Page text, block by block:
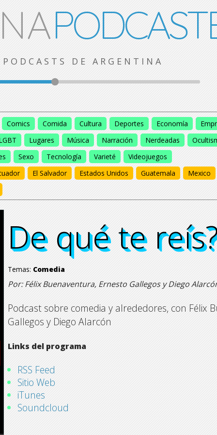
DE ARGENTINA
Comics Comida Cultura Deportes Economía
Lugares Música Narración Nerdeadas
Sexo Tecnología Varieté
Videojuegos
El Salvador Estados Unidos Guatemala Mexico
De qué te
De qué te
De qué te
De qué te
Temas: Comedia
Por: Félix Buenaventura, Ernesto Gallegos y Diego
Podcast sobre comedia y alrededores, con Félix
Gallegos y Diego Alarcón
Links del programa
RSS Feed
Sitio Web
iTunes
Soundcloud